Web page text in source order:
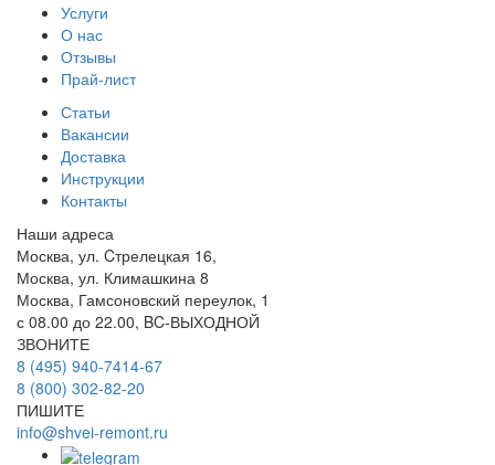
Услуги
О нас
Отзывы
Прай-лист
Статьи
Вакансии
Доставка
Инструкции
Контакты
Наши адреса
Москва, ул. Cтрелецкая 16,
Москва, ул. Климашкина 8
Москва, Гамсоновский переулок, 1
с 08.00 до 22.00, BC-ВЫХОДНОЙ
ЗВОНИТЕ
8 (495) 940-7414-67
8 (800) 302-82-20
ПИШИТЕ
info@shvei-remont.ru